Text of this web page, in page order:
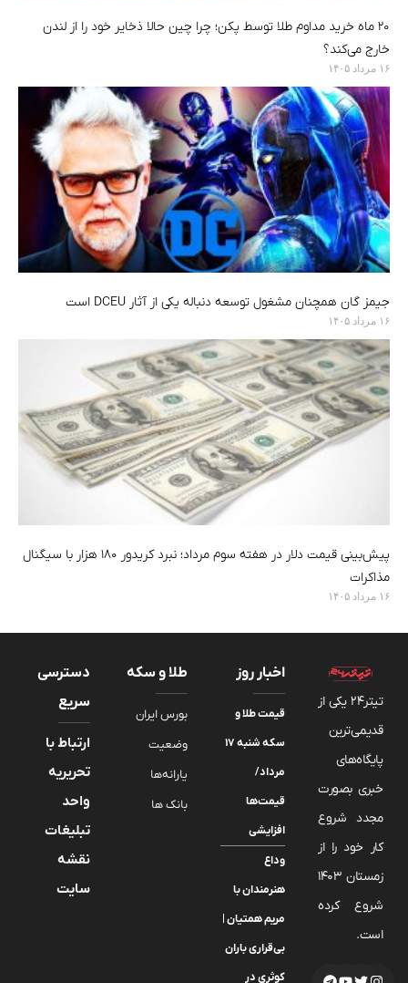
۲۰ ماه خرید مداوم طلا توسط پکن؛ چرا چین حالا ذخایر خود را از لندن
خارج می‌کند؟
۱۶ مرداد ۱۴۰۵
جیمز گان همچنان مشغول توسعه دنباله یکی از آثار DCEU است
۱۶ مرداد ۱۴۰۵
پیش‌بینی قیمت دلار در هفته سوم مرداد؛ نبرد کریدور ۱۸۰ هزار با سیگنال
مذاکرات
۱۶ مرداد ۱۴۰۵
تیتر24 یکی از
قدیمی‌ترین
پایگاه‌های
خبری بصورت
مجدد شروع
کار خود را از
زمستان 1403
شروع کرده
است.
اخبار روز
قیمت طلا و
سکه شنبه ۱۷
مرداد/
قیمت‌ها
افزایشی
وداع
هنرمندان با
مریم همتیان |
بی‌قراری باران
کوثری در
طلا و سکه
بورس ایران
وضعیت
یارانه‌ها
بانک ها
دسترسی
سریع
ارتباط با
تحریریه
واحد
تبلیغات
نقشه
سایت